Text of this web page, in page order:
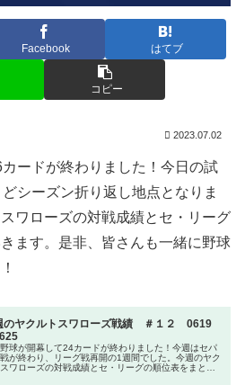
Facebook はてブ
コピー
2023.07.02
ードが終わりました！今日の試
シーズン折り返し地点となりま
ワローズの対戦成績とセ・リーグ
ます。是非、皆さんも一緒に野球
のヤクルトスワローズ戦績 ＃１２ 0619
球が開幕して24カードが終わりました！今週はセパ
が終わり、リーグ戦再開の1週間でした。今週のヤク
ワローズの対戦成績とセ・リーグの順位表をまとめ